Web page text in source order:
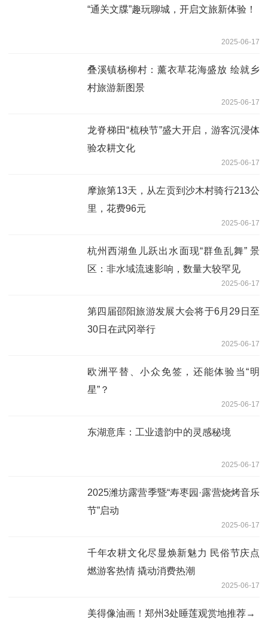
“通关文牒”趣玩聊城，开启文旅新体验！
2025-06-17
叠溪镇杨柳村：薰衣草花海盛放 绘就乡
村旅游新图景
2025-06-17
龙脊梯田“梳秧节”盛大开启，游客沉浸体
验农耕文化
2025-06-17
摩旅第13天，从左贡到沙木村骑行213公
里，花费96元
2025-06-17
杭州西湖鱼儿跃出水面现“群鱼乱舞” 景
区：非水域流速影响，数量大较罕见
2025-06-17
第四届邵阳旅游发展大会将于6月29日至
30日在武冈举行
2025-06-17
欧洲平替、小众免签，还能体验当“明
星”？
2025-06-17
东湖意库：工业遗韵中的灵感秘境
2025-06-17
2025潍坊露营季暨“寿枣园·露营烧烤音乐
节”启动
2025-06-17
千年农耕文化尽显焕新魅力 民俗节庆点
燃游客热情 撬动消费热潮
2025-06-17
美得像油画！郑州3处睡莲观赏地推荐→